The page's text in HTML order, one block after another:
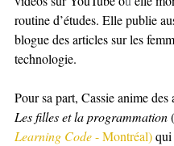
routine d’études. Elle publie
blogue des articles sur les
technologie.
Pour sa part, Cassie anime des
Les filles et la programmation(
Learning Code - Montréal)qui